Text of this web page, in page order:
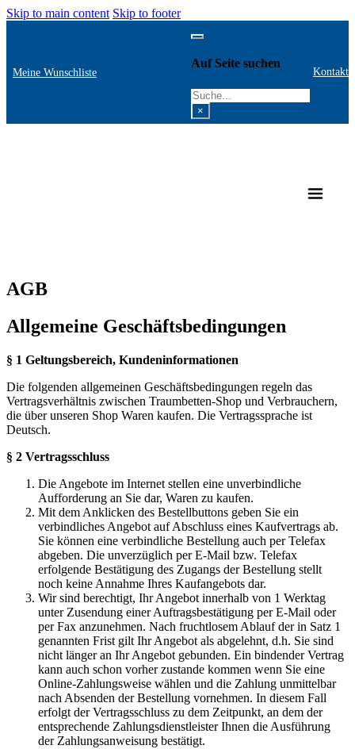
Skip to main content Skip to footer
Meine Wunschliste
Auf Seite suchen
Search
×
Kontakt
AGB
Allgemeine Geschäftsbedingungen
§ 1 Geltungsbereich, Kundeninformationen
Die folgenden allgemeinen Geschäftsbedingungen regeln das
Vertragsverhältnis zwischen Traumbetten-Shop und Verbrauchern,
die über unseren Shop Waren kaufen. Die Vertragssprache ist
Deutsch.
§ 2 Vertragsschluss
Die Angebote im Internet stellen eine unverbindliche
Aufforderung an Sie dar, Waren zu kaufen.
Mit dem Anklicken des Bestellbuttons geben Sie ein
verbindliches Angebot auf Abschluss eines Kaufvertrags ab.
Sie können eine verbindliche Bestellung auch per Telefax
abgeben. Die unverzüglich per E-Mail bzw. Telefax
erfolgende Bestätigung des Zugangs der Bestellung stellt
noch keine Annahme Ihres Kaufangebots dar.
Wir sind berechtigt, Ihr Angebot innerhalb von 1 Werktag
unter Zusendung einer Auftragsbestätigung per E-Mail oder
per Fax anzunehmen. Nach fruchtlosem Ablauf der in Satz 1
genannten Frist gilt Ihr Angebot als abgelehnt, d.h. Sie sind
nicht länger an Ihr Angebot gebunden. Ein bindender Vertrag
kann auch schon vorher zustande kommen wenn Sie eine
Online-Zahlungsweise wählen und die Zahlung unmittelbar
nach Absenden der Bestellung vornehmen. In diesem Fall
erfolgt der Vertragsschluss zu dem Zeitpunkt, an dem der
entsprechende Zahlungsdienstleister Ihnen die Ausführung
der Zahlungsanweisung bestätigt.